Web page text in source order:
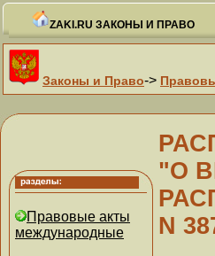
ZAKI.RU ЗАКОНЫ И ПРАВО
Законы и Право->
Правовые акты
международные
"О
N